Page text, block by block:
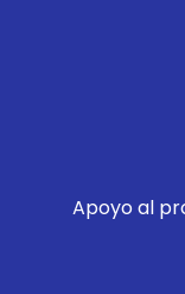
Apoyo al